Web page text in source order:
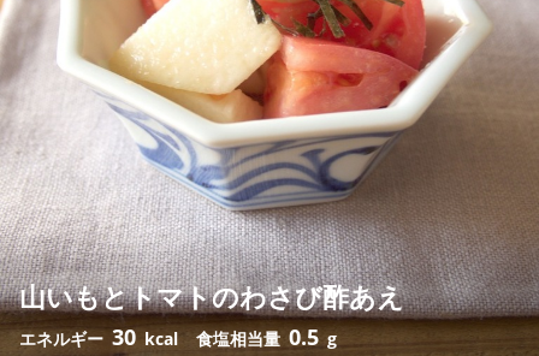
山いもとトマトのわさび酢あえ
エネルギー 30 kcal 食塩相当量 0.5 g